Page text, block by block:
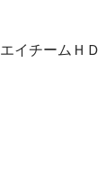
エイチームＨＤ